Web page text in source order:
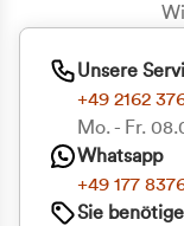
Unsere
+49 2162
Mo. - Fr.
Whatsapp
+49 177
Sie